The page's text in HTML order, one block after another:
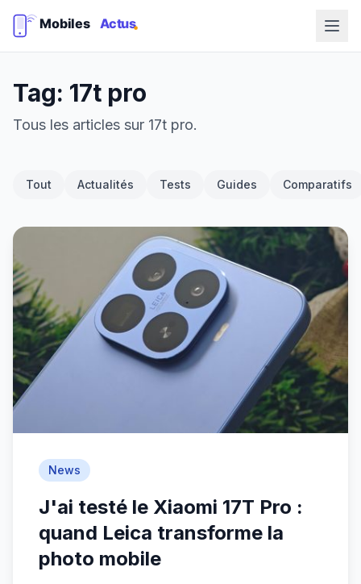
Tag: 17t pro
Tous les articles sur 17t pro.
Tout Actualités Tests Guides Comparatifs
News
J'ai testé le Xiaomi 17T Pro :
quand Leica transforme la
photo mobile